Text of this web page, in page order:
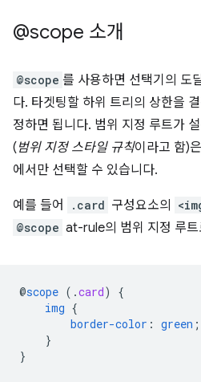
@scope 소개
@scope 를 사용하면 선택기의 도
다. 타겟팅할 하위 트리의 상한을
정하면 됩니다. 범위 지정 루트가
( 범위 지정 스타일 규칙이라고 함)
에서만 선택할 수 있습니다.
예를 들어 .card 구성요소의
@scope at-rule의 범위 지정 루트
@scope ( .card)
{
img {
border-color : green ;
}
}